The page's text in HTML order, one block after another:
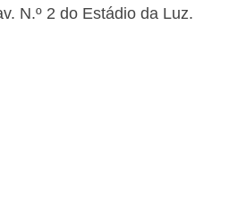
N.º 2 do Estádio da Luz.